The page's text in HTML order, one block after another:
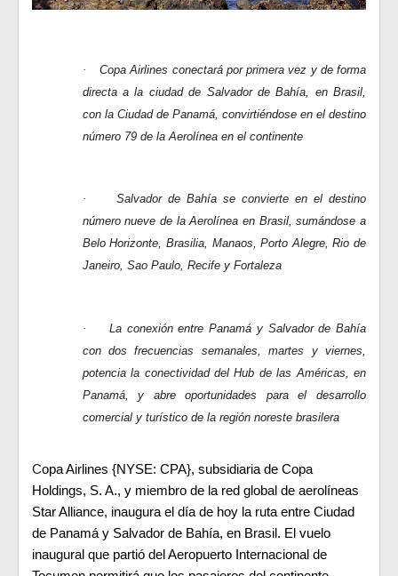
·
Copa Airlines conectará por primera vez y de forma
directa a la ciudad de Salvador de Bahía, en Brasil,
con la Ciudad de Panamá, convirtiéndose en el destino
número 79 de la Aerolínea en el continente
·
Salvador de Bahía se convierte en el destino
número nueve de la Aerolínea en Brasil, sumándose a
Belo Horizonte, Brasilia, Manaos, Porto Alegre, Rio de
Janeiro, Sao Paulo, Recife y Fortaleza
·
La conexión entre Panamá y Salvador de Bahía
con dos frecuencias semanales, martes y viernes,
potencia la conectividad del Hub de las Américas, en
Panamá, y abre oportunidades para el desarrollo
comercial y turístico de la región noreste brasilera
Copa Airlines {NYSE: CPA}, subsidiaria de Copa
Holdings, S. A., y miembro de la red global de aerolíneas
Star Alliance, inaugura el día de hoy la ruta entre Ciudad
de Panamá y Salvador de Bahía, en Brasil. El vuelo
inaugural que partió del Aeropuerto Internacional de